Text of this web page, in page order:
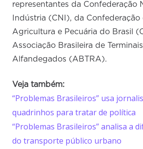
representantes da Confederação
Indústria (CNI), da Confederação
Agricultura e Pecuária do Brasil
Associação Brasileira de
Alfandegados (ABTRA).
Veja também:
“Problemas Brasileiros” usa
quadrinhos para tratar de política
“Problemas Brasileiros” analisa a
do transporte público urbano